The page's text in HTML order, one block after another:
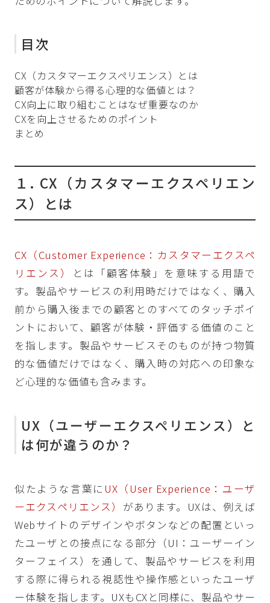
目次
CX（カスタマーエクスペリエンス）とは
顧客が体験から得る心理的な価値とは？
CX向上に取り組むことはなぜ重要なのか
CXを向上させるためのポイント
まとめ
１. CX（カスタマーエクスペリエン
ス）とは
CX（Customer Experience：カスタマーエクスペ
リエンス）
とは「顧客体験」を意味する用語で
す。製品やサービスの利用時だけではなく、購入
前から購入後までの顧客とのすべてのタッチポイ
ントにおいて、顧客が体験・評価する価値のこと
を指します。製品やサービスそのものが持つ物質
的な価値だけではなく、購入時の対応への印象な
ど心理的な価値も含みます。
UX（ユーザーエクスペリエンス）と
は何が違うのか？
似たような言葉に UX（User Experience：ユーザ
ーエクスペリエンス） があります。UXは、例えば
Webサイトのデザインやボタンなどの配置といっ
たユーザとの接点になる部分（UI：ユーザーイン
ターフェイス）を通して、製品やサービスを利用
する際に得られる視認性や操作感といったユーザ
ー体験を指します。UXもCXと同様に、製品やサー